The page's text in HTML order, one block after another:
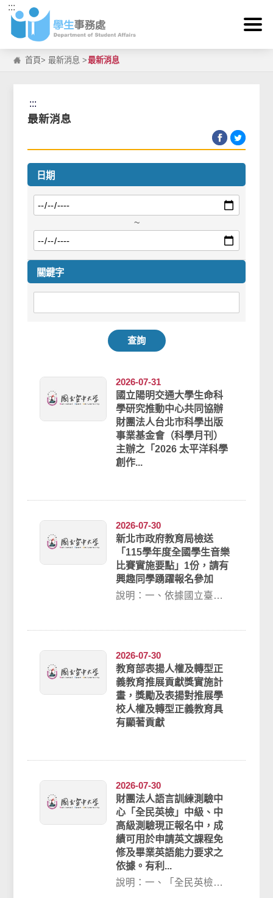
跳到主要內容區塊
:::
首頁>最新消息 >最新消息
:::
最新消息
日期
~
關鍵字
查詢
2026-07-31
國立陽明交通大學生命科
學研究推動中心共同協辦
財團法人台北市科學出版
事業基金會（科學月刊）
主辦之「2026 太平洋科學
創作...
2026-07-30
新北市政府教育局檢送
「115學年度全國學生音樂
比賽實施要點」1份，請有
興趣同學踴躍報名參加
說明：一、依據國立臺灣
2026-07-30
教育部表揚人權及轉型正
義教育推展貢獻獎實施計
畫，獎勵及表揚對推展學
校人權及轉型正義教育具
有顯著貢獻
2026-07-30
財團法人語言訓練測驗中
心「全民英檢」中級、中
高級測驗現正報名中，成
績可用於申請英文課程免
修及畢業英語能力要求之
依據。有利...
說明：一、「全民英檢」